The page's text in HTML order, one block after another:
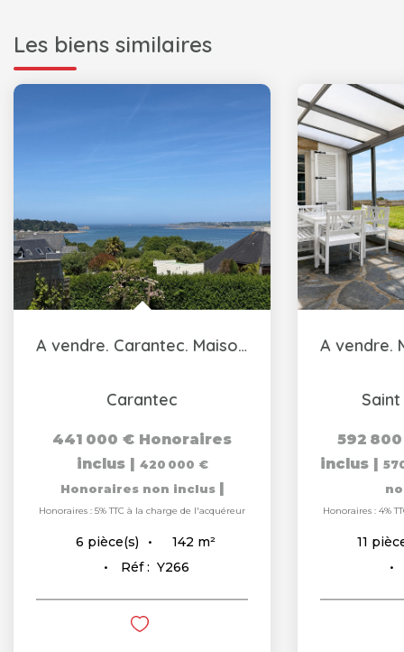
Les biens similaires
A vendre. Carantec. Maison vue mer
Carantec
441 000 € Honoraires
inclus | 420 000 €
Honoraires non inclus |
Honoraires : 5% TTC à la charge de l'acquéreur
6 pièce(s) 142 m²
Réf : Y266
592
inclus |
Honoraires : 4%
11